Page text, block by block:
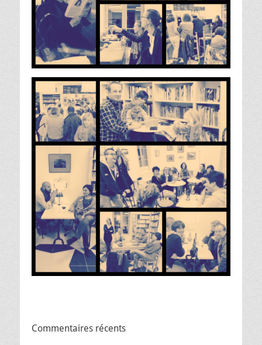
Commentaires récents